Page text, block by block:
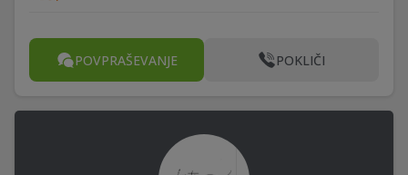
POVPRAŠEVANJE POKLIČI